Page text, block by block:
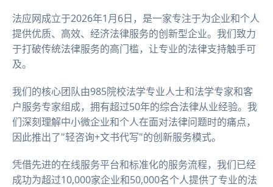
法应网成立于2026年1月6日，是一家专注于为企业和个人
提供优质、高效、经济法律服务的创新型企业。我们致力
于打破传统法律服务的高门槛，让专业的法律支持触手可
及。
我们的核心团队由985院校法学专业人士和法学专家和客
户服务专家组成，拥有超过50年的综合法律从业经验。我
们深刻理解中小微企业和个人在面对法律问题时的痛点，
因此推出了"轻咨询+文书代写"的创新服务模式。
凭借先进的在线服务平台和标准化的服务流程，我们已经
成功为超过10,000家企业和50,000名个人提供了专业的法